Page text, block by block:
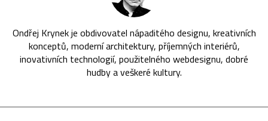
Ondřej Krynek je obdivovatel nápaditého designu, kreativních
konceptů, moderní architektury, příjemných interiérů,
inovativních technologií, použitelného webdesignu, dobré
hudby a veškeré kultury.